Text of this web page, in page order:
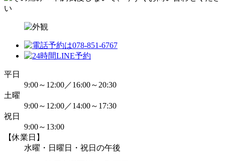
平日
9:00～12:00／16:00～20:30
土曜
9:00～12:00／14:00～17:30
祝日
9:00～13:00
【休業日】
水曜・日曜日・祝日の午後